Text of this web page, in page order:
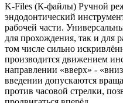
K-Files (К-файлы) Ручной
эндодонтический
рабочей части.
для прохождения, так и для
том числе сильно
производится движением
направлении «вверх» -
введении допускаются
против часовой стрелки,